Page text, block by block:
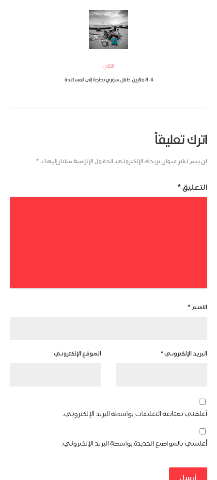
التالي
8.4 ملايين طفل سوري بحاجة إلى المساعدة
اترك تعليقاً
لن يتم نشر عنوان بريدك الإلكتروني. الحقول الإلزامية مشار إليها بـ*
التعليق *
الاسم*
البريد الإلكتروني* الموقع الإلكتروني
أعلمني بمتابعة التعليقات بواسطة البريد الإلكتروني.
أعلمني بالمواضيع الجديدة بواسطة البريد الإلكتروني.